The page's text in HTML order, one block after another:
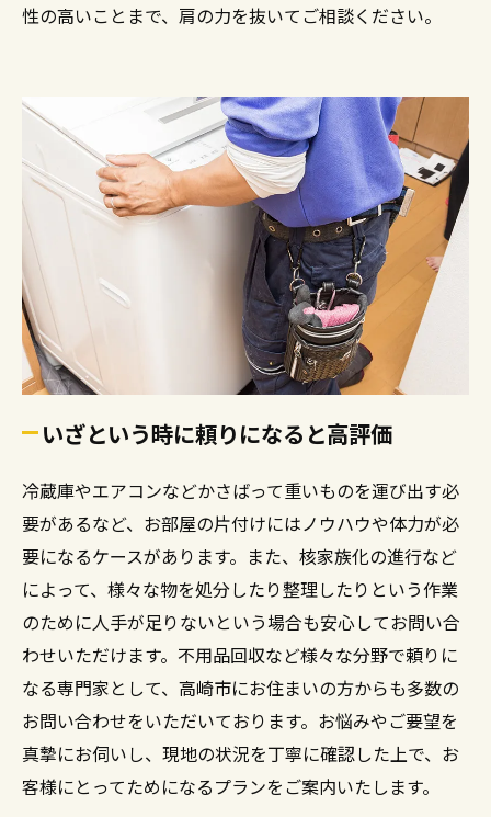
性の高いことまで、肩の力を抜いてご相談ください。
いざという時に頼りになると高評価
冷蔵庫やエアコンなどかさばって重いものを運び出す必
要があるなど、お部屋の片付けにはノウハウや体力が必
要になるケースがあります。また、核家族化の進行など
によって、様々な物を処分したり整理したりという作業
のために人手が足りないという場合も安心してお問い合
わせいただけます。不用品回収など様々な分野で頼りに
なる専門家として、高崎市にお住まいの方からも多数の
お問い合わせをいただいております。お悩みやご要望を
真摯にお伺いし、現地の状況を丁寧に確認した上で、お
客様にとってためになるプランをご案内いたします。